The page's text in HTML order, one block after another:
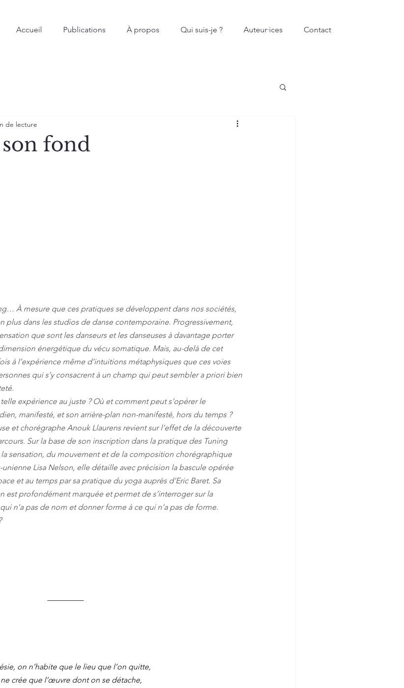
Accueil Publications À propos Qui suis-je ? Auteur·ices Contact
fond
de lecture
À mesure que ces pratiques se développent dans nos sociétés,
plus dans les studios de danse contemporaine. Progressivement,
que sont les danseurs et les danseuses à davantage porter
énergétique du vécu somatique. Mais, au-delà de cet
à l’expérience même d’intuitions métaphysiques que ces voies
qui s’y consacrent à un champ qui peut sembler a priori bien
manifesté, et son arrière-plan non-manifesté, hors du temps ?
et chorégraphe Anouk Llaurens revient sur l’effet de la découverte
Sur la base de son inscription dans la pratique des Tuning
sensation, du mouvement et de la composition chorégraphique
Lisa Nelson, elle détaille avec précision la bascule opérée
et au temps par sa pratique du yoga auprès d’Eric Baret. Sa
est profondément marquée et permet de s’interroger sur la
n’a pas de nom et donner forme à ce qui n’a pas de forme.
on n’habite que le lieu que l’on quitte,
crée que l’œuvre dont on se détache,